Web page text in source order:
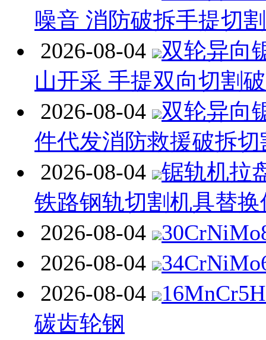
噪音 消防破拆手提切
2026-08-04
双轮异向
山开采 手提双向切割
2026-08-04
双轮异向
件代发消防救援破拆
2026-08-04
锯轨机拉
铁路钢轨切割机具替换
2026-08-04
2026-08-04
2026-08-04
碳齿轮钢